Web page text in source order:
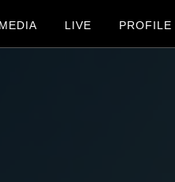
MEDIA LIVE PROFILE